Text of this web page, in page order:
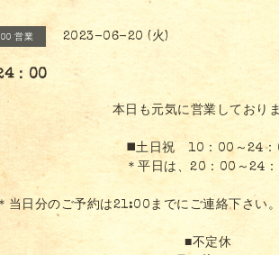
営業 2023-06-20 (火)
：00
本日も元気に営業しておりま
◼️土日祝 10：00～24：
＊平日は、20：00～24
＊当日分のご予約は21:00までにご連絡下さい
■不定休